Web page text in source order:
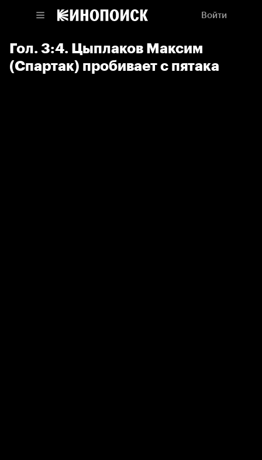
Войти
Гол. 3:4. Цыплаков Максим
(Спартак) пробивает с пятака